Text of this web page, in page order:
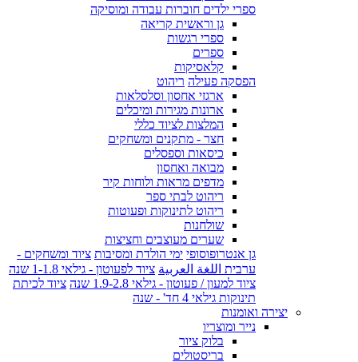
ספרי ילדים חוברות עבודה ומוסיקה
גן וראשית קריאה
ספרי רגשות
ספרים
קלאסיקות
הפסקה פעילה ריהוט
ארגזי אחסון וסלסלאות
ארונות מגירות ומיכלים
המלצות לציוד כללי
חצר - מתקנים ומשחקים
כיסאות וספסלים
מבואה ואחסון
מדפים מראות ולוחות קיר
ריהוט לבתי ספר
ריהוט לתינוקות ופעוטות
שולחנות
שערים מעוצבים וחציצות
גן אנטרופוסופי ימי הולדת ומסיבות ציוד ומשחקים -
ערבית اللغة العربية ציוד לפעוטון - גילאי 1-1.8 שנה
ציוד למעון / פעוטון - גילאי 1.9-2.8 שנה
ציוד לכיתת
תינוקות גילאי 4 חד' - שנה
יצירה ואומנות
נייר ומוצריו
בלוק ציור
בריסטולים